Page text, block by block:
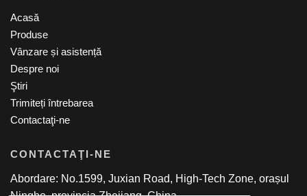
Acasă
Produse
Vânzare și asistență
Despre noi
Ştiri
Trimiteți întrebarea
Contactaţi-ne
CONTACTAŢI-NE
Abordare: No.1599, Juxian Road, High-Tech Zone, orașul